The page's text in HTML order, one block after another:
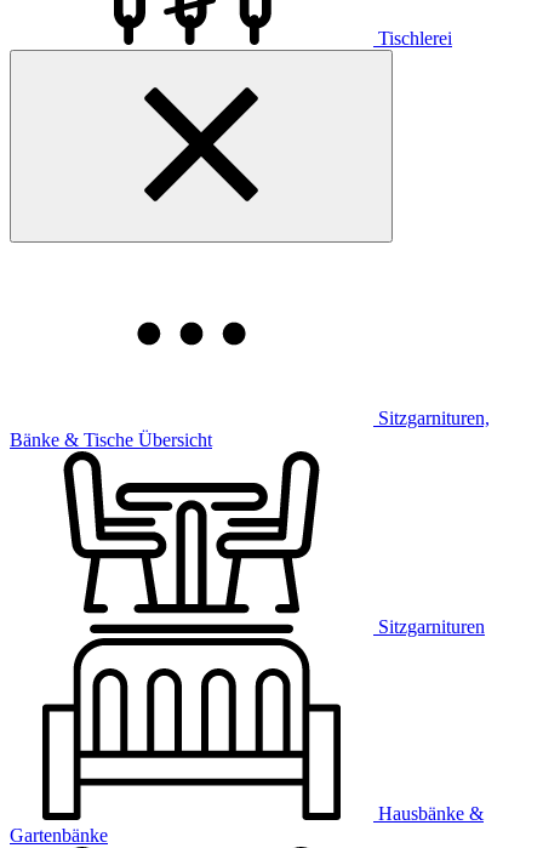
Tischlerei
Sitzgarnituren,
Bänke & Tische Übersicht
Sitzgarnituren
Hausbänke &
Gartenbänke